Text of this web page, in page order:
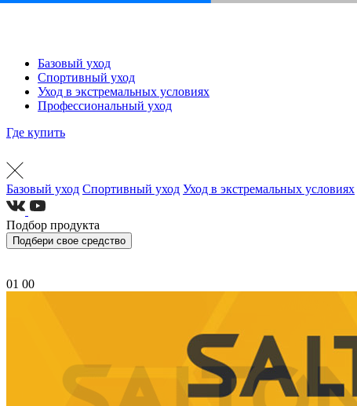
Базовый уход
Спортивный уход
Уход в экстремальных условиях
Профессиональный уход
Где купить
Базовый уход Спортивный уход Уход в экстремальных условиях
Подбор продукта
Подбери свое средство
01 00